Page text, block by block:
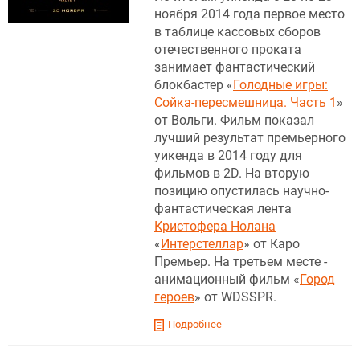
ноября 2014 года первое место
в таблице кассовых сборов
отечественного проката
занимает фантастический
блокбастер «Голодные игры:
Сойка-пересмешница. Часть 1 »
от Вольги. Фильм показал
лучший результат премьерного
уикенда в 2014 году для
фильмов в 2D. На вторую
позицию опустилась научно-
фантастическая лента
Кристофера Нолана
«Интерстеллар» от Каро
Премьер. На третьем месте -
анимационный фильм «Город
героев» от WDSSPR.
Подробнее